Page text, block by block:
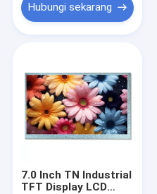
Hubungi sekarang
7.0 Inch TN Industrial
TFT Display LCD